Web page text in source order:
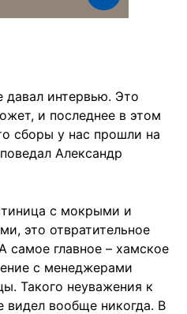
давал интервью. Это
и последнее в этом
сборы у нас прошли на
Александр
с мокрыми и
это отвратительное
самое главное – хамское
с менеджерами
Такого неуважения к
видел вообще никогда. В